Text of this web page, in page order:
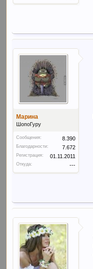
Марина
ШопоГуру
Сообщения: 8.390
Благодарности: 7.672
Регистрация: 01.11.2011
Откуда: ---